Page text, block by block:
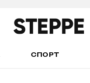
СПОРТ